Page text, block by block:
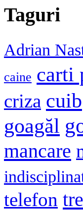
Taguri
Adrian
caine carti
criza cuib
goagăl
mancare
telefon